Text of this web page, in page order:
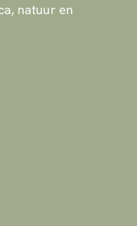
natuur en